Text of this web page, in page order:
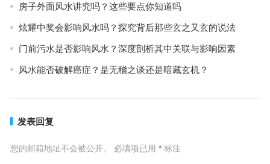
房子外面风水讲究吗？这些要点你知道吗
炫耀中奖会影响风水吗？探究背后那些玄之又玄的说法
门前污水是否影响风水？深度剖析其中关联与影响因素
风水能否破解癌症？是无稽之谈还是暗藏玄机？
发表回复
您的邮箱地址不会被公开。 必填项已用 *标注